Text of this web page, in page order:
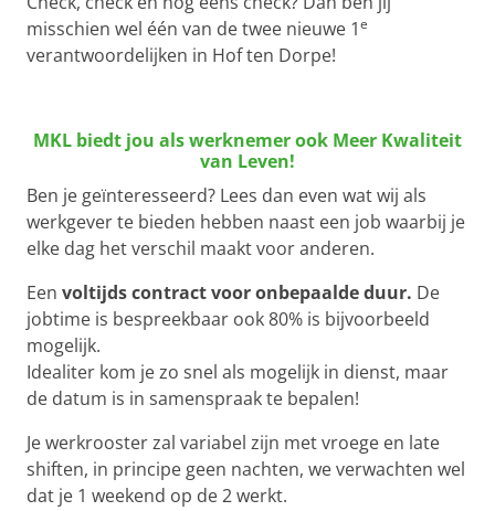
misschien wel één van de twee nieuwe 1e
verantwoordelijken in Hof ten Dorpe!
MKL biedt jou als werknemer ook Meer Kwaliteit
van Leven!
Ben je geïnteresseerd? Lees dan even wat wij als
werkgever te bieden hebben naast een job waarbij je
elke dag het verschil maakt voor anderen.
Een voltijdscontract voor onbepaalde duur. De
jobtime is bespreekbaar ook 80% is bijvoorbeeld
mogelijk.
Idealiter kom je zo snel als mogelijk in dienst, maar
de datum is in samenspraak te bepalen!
Je werkrooster zal variabel zijn met vroege en late
shiften, in principe geen nachten, we verwachten wel
dat je 1 weekend op de 2 werkt.